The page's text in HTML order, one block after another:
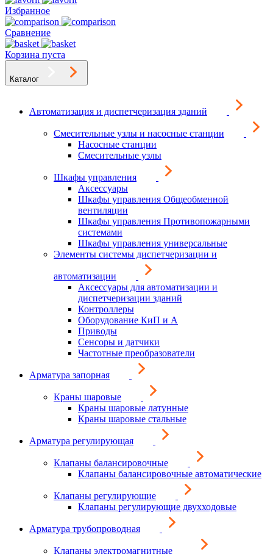
Избранное
Сравнение
Корзина пуста
Каталог
Автоматизация и диспетчеризация зданий
Смесительные узлы и насосные станции
Насосные станции
Смесительные узлы
Шкафы управления
Аксессуары
Шкафы управления Общеобменной
вентиляции
Шкафы управления Противопожарными
системами
Шкафы управления универсальные
Элементы системы диспетчеризации и
автоматизации
Аксессуары для автоматизации и
диспетчеризации зданий
Контроллеры
Оборудование КиП и А
Приводы
Сенсоры и датчики
Частотные преобразователи
Арматура запорная
Краны шаровые
Краны шаровые латунные
Краны шаровые стальные
Арматура регулирующая
Клапаны балансировочные
Клапаны балансировочные автоматические
Клапаны регулирующие
Клапаны регулирующие двухходовые
Арматура трубопроводная
Клапаны электромагнитные